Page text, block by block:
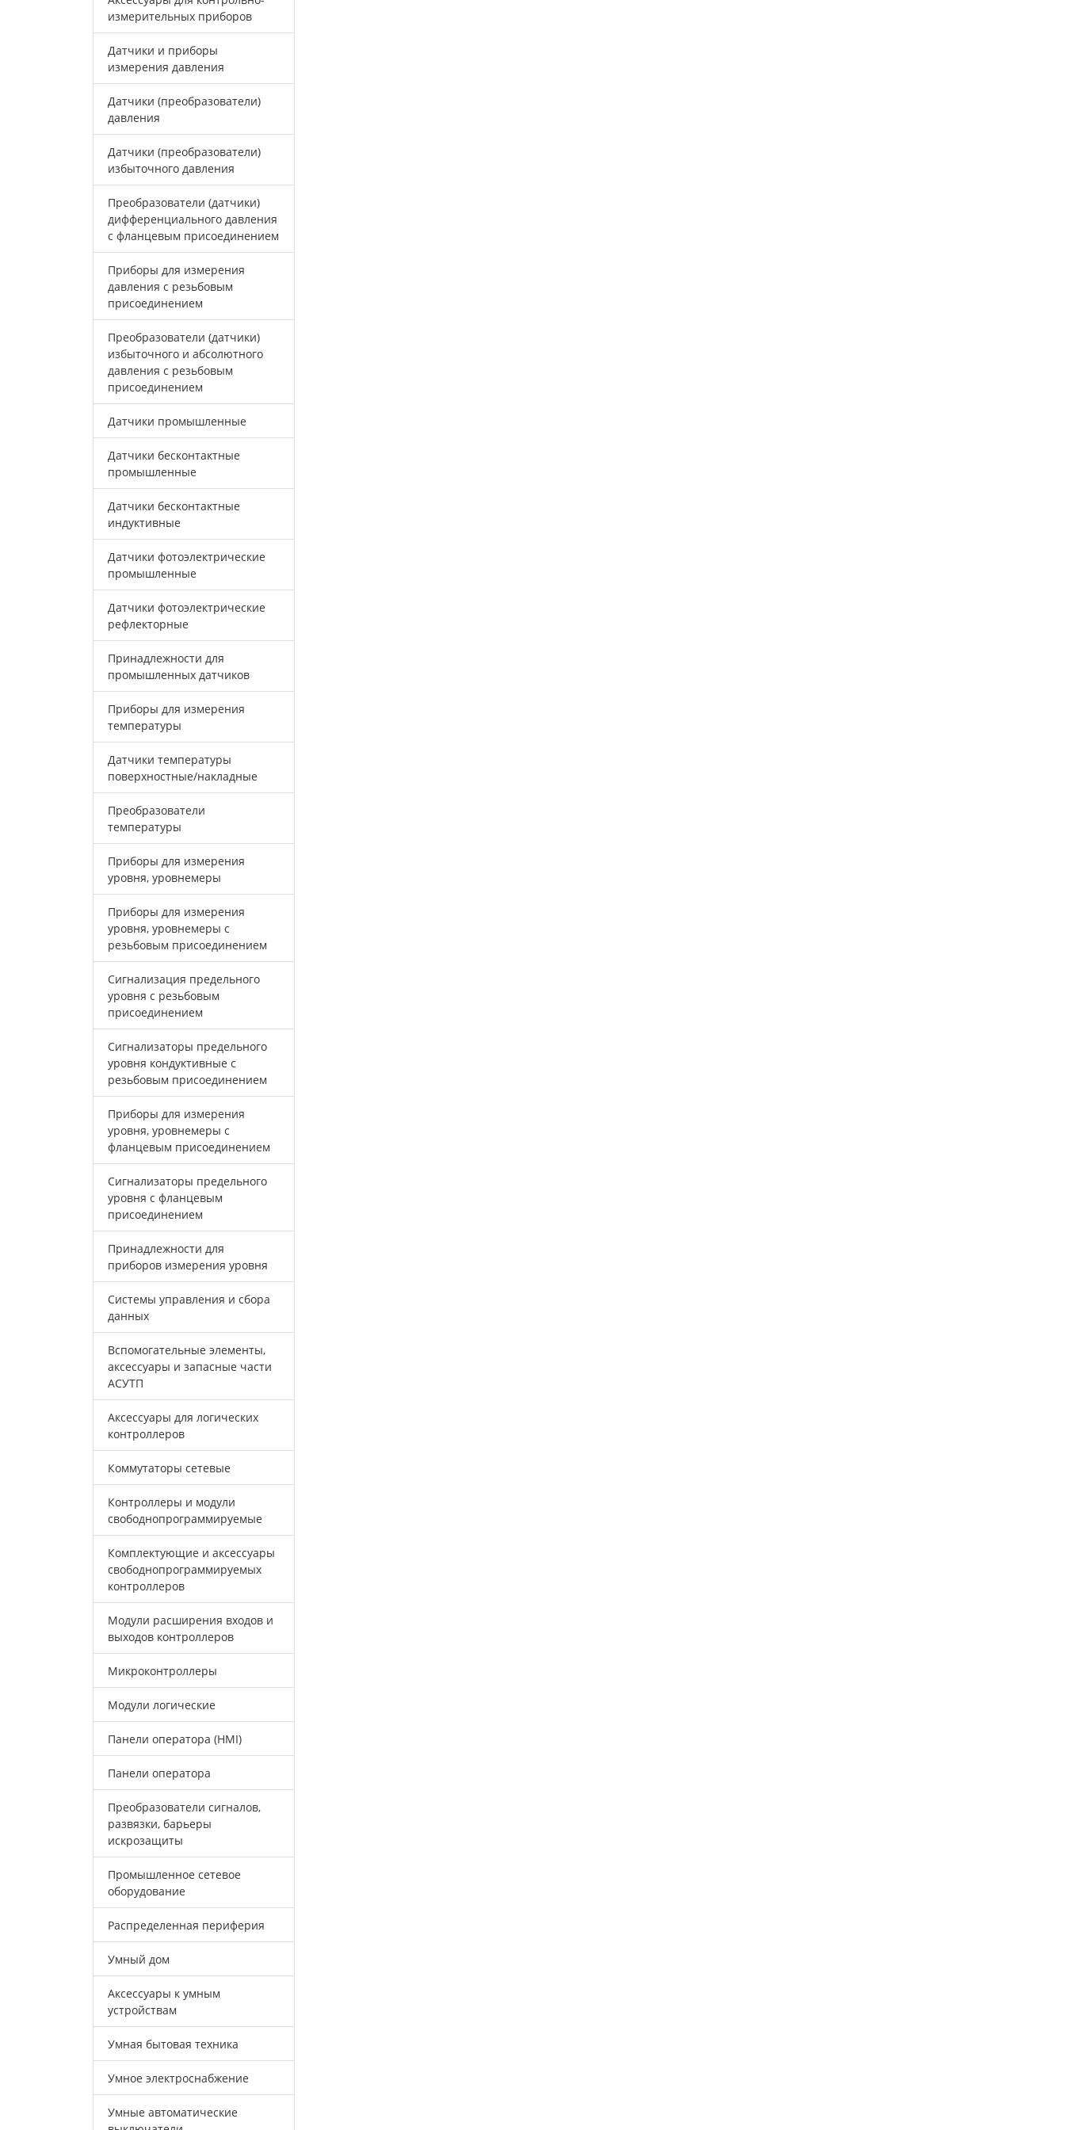
измерительных приборов
Датчики и приборы
измерения давления
Датчики (преобразователи)
давления
Датчики (преобразователи)
избыточного давления
Преобразователи (датчики)
дифференциального давления
с фланцевым присоединением
Приборы для измерения
давления с резьбовым
присоединением
Преобразователи (датчики)
избыточного и абсолютного
давления с резьбовым
присоединением
Датчики промышленные
Датчики бесконтактные
промышленные
Датчики бесконтактные
индуктивные
Датчики фотоэлектрические
промышленные
Датчики фотоэлектрические
рефлекторные
Принадлежности для
промышленных датчиков
Приборы для измерения
температуры
Датчики температуры
поверхностные/накладные
Преобразователи
температуры
Приборы для измерения
уровня, уровнемеры
Приборы для измерения
уровня, уровнемеры с
резьбовым присоединением
Сигнализация предельного
уровня с резьбовым
присоединением
Сигнализаторы предельного
уровня кондуктивные с
резьбовым присоединением
Приборы для измерения
уровня, уровнемеры с
фланцевым присоединением
Сигнализаторы предельного
уровня с фланцевым
присоединением
Принадлежности для
приборов измерения уровня
Системы управления и сбора
данных
Вспомогательные элементы,
аксессуары и запасные части
АСУТП
Аксессуары для логических
контроллеров
Коммутаторы сетевые
Контроллеры и модули
свободнопрограммируемые
Комплектующие и аксессуары
свободнопрограммируемых
контроллеров
Модули расширения входов и
выходов контроллеров
Микроконтроллеры
Модули логические
Панели оператора (HMI)
Панели оператора
Преобразователи сигналов,
развязки, барьеры
искрозащиты
Промышленное сетевое
оборудование
Распределенная периферия
Умный дом
Аксессуары к умным
устройствам
Умная бытовая техника
Умное электроснабжение
Умные автоматические